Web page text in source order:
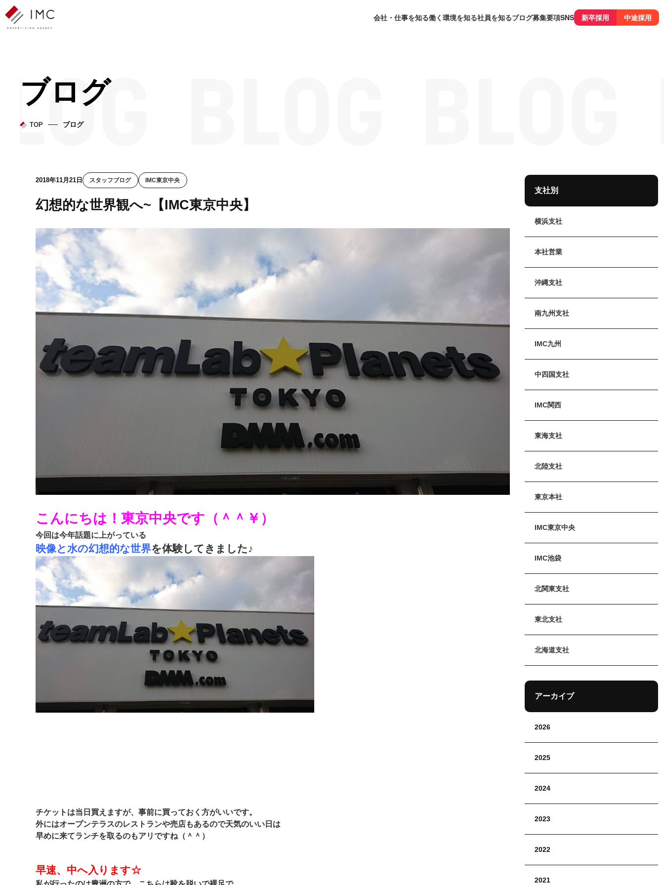
会社・仕事を知る働く環境を知る社員を知るブログ募集要項SNS 新卒採用 中途採用
ブログ
TOP ブログ
2018年11月21日 スタッフブログ IMC東京中央
幻想的な世界観へ~【IMC東京中央】
こんにちは！東京中央です（＾＾￥）
今回は今年話題に上がっている
映像と水の幻想的な世界を体験してきました♪
チケットは当日買えますが、事前に買っておく方がいいです。
外にはオープンテラスのレストランや売店もあるので天気のいい日は
早めに来てランチを取るのもアリですね（＾＾）
早速、中へ入ります☆
支社別
横浜支社
本社営業
沖縄支社
南九州支社
IMC九州
中四国支社
IMC関西
東海支社
北陸支社
東京本社
IMC東京中央
IMC池袋
北関東支社
東北支社
北海道支社
アーカイブ
2026
2025
2024
2023
2022
2021